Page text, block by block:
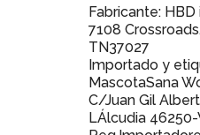
Fabricante:
7108
TN37027
Importado y
MascotaSana
C/Juan Gil
LÁlcudia